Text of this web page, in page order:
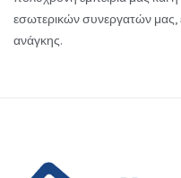
εσωτερικών συνεργατών
ανάγκης.